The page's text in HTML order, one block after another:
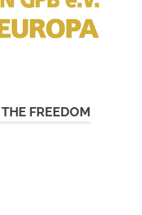
FREEDOM